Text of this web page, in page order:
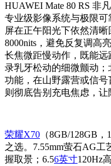
HUAWEI Mate 80 RS 非
专业级影像系统与极限
屏在正午阳光下依然清
8000nits，避免反复调高
长焦微距慢动作，既能
录乳牙松动的细微颤动
功能，在山野露营或信
则彻底告别充电焦虑，让
荣耀X70 （8GB/128GB
之选。7.55mm萤石AG
握取景；6.56英寸120Hz